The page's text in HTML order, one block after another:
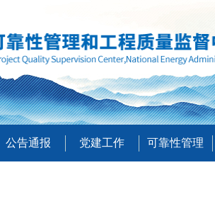
公告通报 党建工作 可靠性管理